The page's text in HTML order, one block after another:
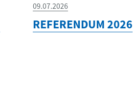
09.07.2026
REFERENDUM 2026